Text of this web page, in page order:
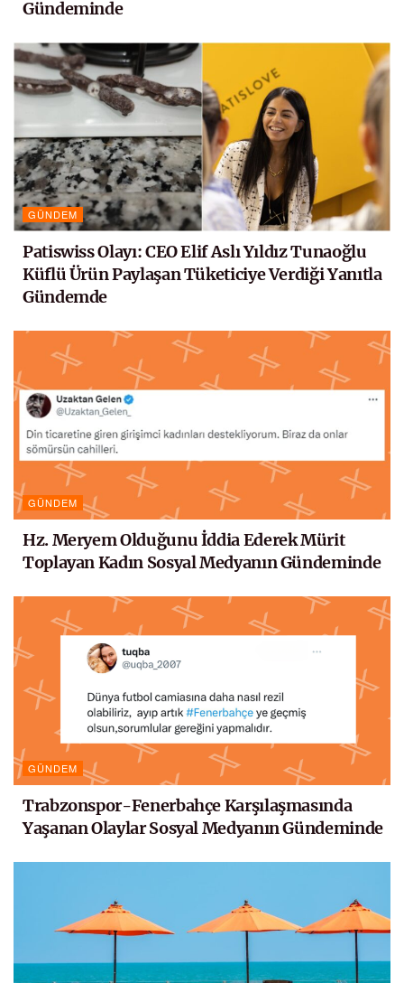
Gündeminde
GÜNDEM
Patiswiss Olayı: CEO Elif Aslı Yıldız Tunaoğlu
Küflü Ürün Paylaşan Tüketiciye Verdiği Yanıtla
Gündemde
GÜNDEM
Hz. Meryem Olduğunu İddia Ederek Mürit
Toplayan Kadın Sosyal Medyanın Gündeminde
GÜNDEM
Trabzonspor-Fenerbahçe Karşılaşmasında
Yaşanan Olaylar Sosyal Medyanın Gündeminde